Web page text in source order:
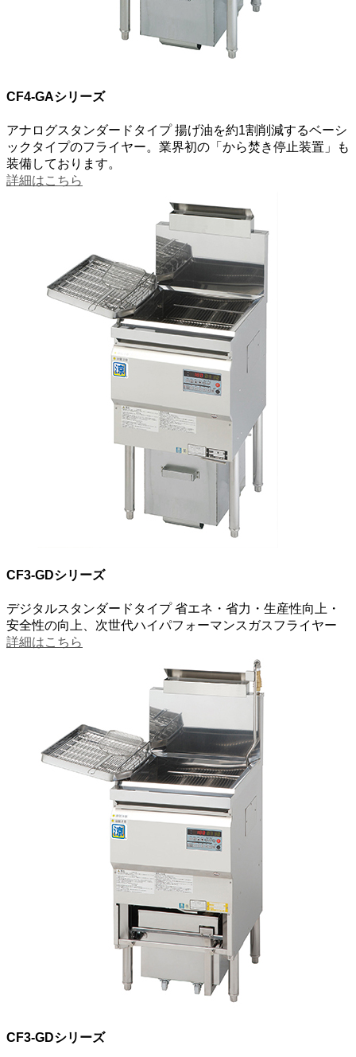
CF4-GAシリーズ
アナログスタンダードタイプ揚げ油を約1割削減するベーシ
ックタイプのフライヤー。業界初の「から焚き停止装置」も
装備しております。
詳細はこちら
CF3-GDシリーズ
デジタルスタンダードタイプ省エネ・省力・生産性向上・
安全性の向上、次世代ハイパフォーマンスガスフライヤー
詳細はこちら
CF3-GDシリーズ